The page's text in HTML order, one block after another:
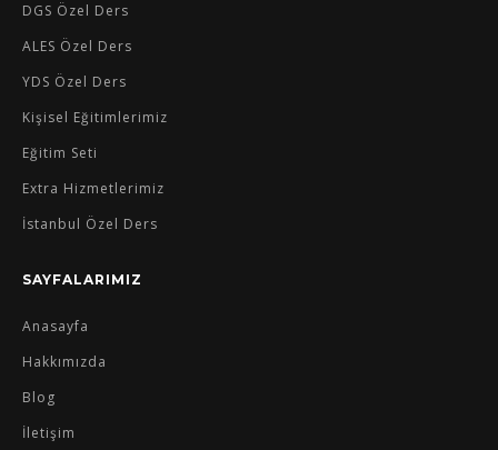
DGS Özel Ders
ALES Özel Ders
YDS Özel Ders
Kişisel Eğitimlerimiz
Eğitim Seti
Extra Hizmetlerimiz
İstanbul Özel Ders
SAYFALARIMIZ
Anasayfa
Hakkımızda
Blog
İletişim